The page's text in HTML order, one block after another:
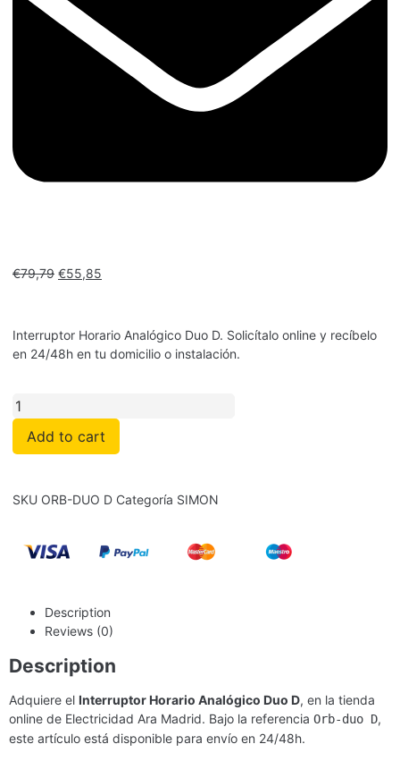
€79,79 €55,85
Interruptor Horario Analógico Duo D. Solicítalo online y recíbelo
en 24/48h en tu domicilio o instalación.
Add to cart
SKU ORB-DUO D Categoría SIMON
Description
Reviews (0)
Description
Adquiere el Interruptor Horario Analógico Duo D, en la tienda
online de Electricidad Ara Madrid. Bajo la referencia Orb-duo D,
este artículo está disponible para envío en 24/48h.